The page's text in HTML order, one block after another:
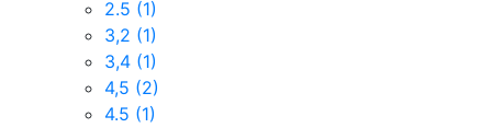
2.5 (1)
3,2 (1)
3,4 (1)
4,5 (2)
4.5 (1)